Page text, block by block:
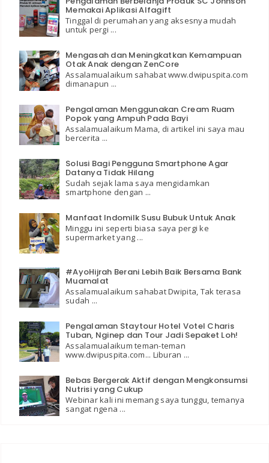
Memakai Aplikasi Alfagift
Tinggal di perumahan yang aksesnya mudah
untuk pergi ...
Mengasah dan Meningkatkan Kemampuan
Otak Anak dengan ZenCore
Assalamualaikum sahabat www.dwipuspita.com
dimanapun ...
Pengalaman Menggunakan Cream Ruam
Popok yang Ampuh Pada Bayi
Assalamualaikum Mama, di artikel ini saya mau
bercerita ...
Solusi Bagi Pengguna Smartphone Agar
Datanya Tidak Hilang
Sudah sejak lama saya mengidamkan
smartphone dengan ...
Manfaat Indomilk Susu Bubuk Untuk Anak
Minggu ini seperti biasa saya pergi ke
supermarket yang ...
#AyoHijrah Berani Lebih Baik Bersama Bank
Muamalat
Assalamualaikum sahabat Dwipita, Tak terasa
sudah ...
Pengalaman Staytour Hotel Votel Charis
Tuban, Nginep dan Tour Jadi Sepaket Loh!
Assalamualaikum teman-teman
www.dwipuspita.com... Liburan ...
Bebas Bergerak Aktif dengan Mengkonsumsi
Nutrisi yang Cukup
Webinar kali ini memang saya tunggu, temanya
sangat ngena ...